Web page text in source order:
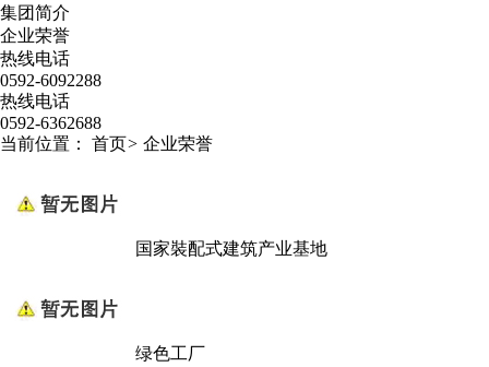
集团简介
企业荣誉
热线电话
0592-6092288
热线电话
0592-6362688
当前位置： 首页> 企业荣誉
国家裝配式建筑产业基地
绿色工厂